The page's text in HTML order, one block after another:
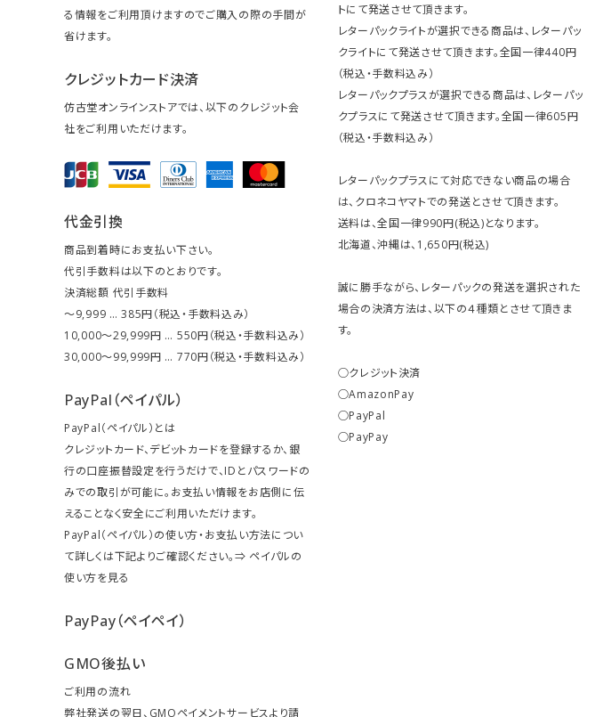
る情報をご利用頂けますのでご購入の際の手間が
省けます。
クレジットカード決済
仿古堂オンラインストアでは、以下のクレジット会
社をご利用いただけます。
代金引換
商品到着時にお支払い下さい。
代引手数料は以下のとおりです。
決済総額 代引手数料
～9,999 … 385円（税込・手数料込み）
10,000～29,999円 … 550円（税込・手数料込み）
30,000～99,999円 … 770円（税込・手数料込み）
PayPal（ペイパル）
PayPal（ペイパル）とは
クレジットカード、デビットカードを登録するか、銀
行の口座振替設定を行うだけで、IDとパスワードの
みでの取引が可能に。お支払い情報をお店側に伝
えることなく安全にご利用いただけます。
PayPal（ペイパル）の使い方・お支払い方法につい
て詳しくは下記よりご確認ください。⇒ ペイパルの
使い方を見る
PayPay（ペイペイ）
GMO後払い
ご利用の流れ
弊社発送の翌日、GMOペイメントサービスより請
トにて発送させて頂きます。
レターパックライトが選択できる商品は、レターパッ
クライトにて発送させて頂きます。全国一律440円
（税込・手数料込み）
レターパックプラスが選択できる商品は、レターパッ
クプラスにて発送させて頂きます。全国一律605円
（税込・手数料込み）
レターパックプラスにて対応できない商品の場合
は、クロネコヤマトでの発送とさせて頂きます。
送料は、全国一律990円(税込)となります。
北海道、沖縄は、1,650円(税込)
誠に勝手ながら、レターパックの発送を選択された
場合の決済方法は、以下の４種類とさせて頂きま
す。
○クレジット決済
○AmazonPay
○PayPal
○PayPay